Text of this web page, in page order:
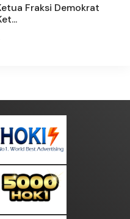
Fraksi Demokrat